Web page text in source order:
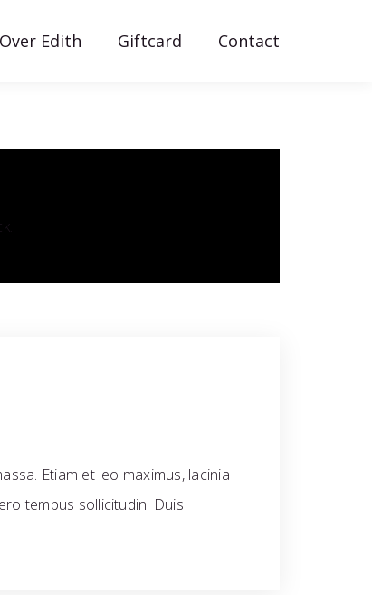
Over Edith Giftcard Contact
Etiam et leo maximus, lacinia
tempus sollicitudin. Duis